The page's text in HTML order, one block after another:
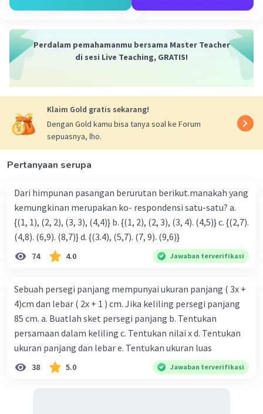
Perdalam pemahamanmu bersama Master Teacher
di sesi Live Teaching, GRATIS!
Klaim Gold gratis sekarang!
Dengan Gold kamu bisa tanya soal ke Forum
sepuasnya, lho.
Pertanyaan serupa
Dari himpunan pasangan berurutan berikut.manakah yang
kemungkinan merupakan ko- respondensi satu-satu? a.
{(1, 1), (2, 2), (3, 3), (4,4)} b. {(1, 2), (2, 3), (3, 4). (4,5)} c. {(2,7).
(4,8). (6,9). (8,7)} d. {(3.4), (5,7). (7, 9). (9,6)}
74 4.0 Jawaban terverifikasi
Sebuah persegi panjang mempunyai ukuran panjang ( 3x +
4)cm dan lebar ( 2x + 1 ) cm. Jika keliling persegi panjang
85 cm. a. Buatlah sket persegi panjang b. Tentukan
persamaan dalam keliling c. Tentukan nilai x d. Tentukan
ukuran panjang dan lebar e. Tentukan ukuran luas
38 5.0 Jawaban terverifikasi